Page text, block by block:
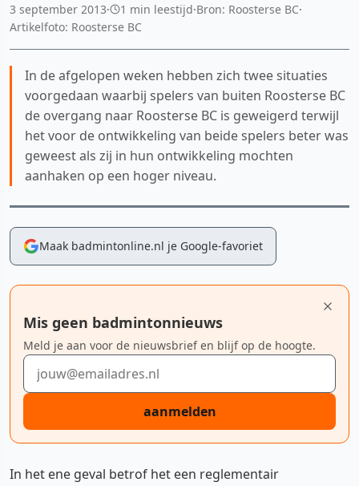
3 september 2013· 1 min leestijd·Bron: Roosterse BC·
Artikelfoto: Roosterse BC
In de afgelopen weken hebben zich twee situaties
voorgedaan waarbij spelers van buiten Roosterse BC
de overgang naar Roosterse BC is geweigerd terwijl
het voor de ontwikkeling van beide spelers beter was
geweest als zij in hun ontwikkeling mochten
aanhaken op een hoger niveau.
Maak badmintonline.nl je Google-favoriet
Mis geen badmintonnieuws
Meld je aan voor de nieuwsbrief en blijf op de hoogte.
E-mailadres
aanmelden
In het ene geval betrof het een reglementair